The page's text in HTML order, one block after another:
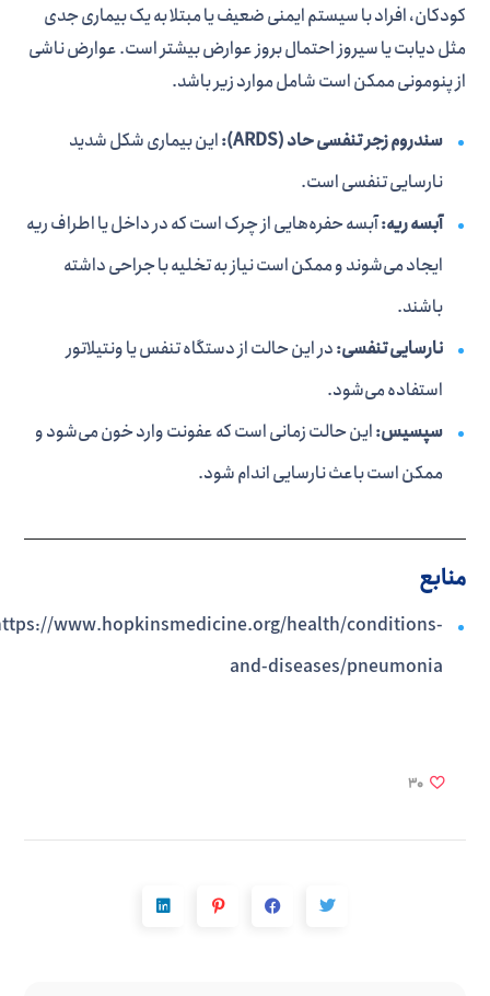
کودکان، افراد با سیستم ایمنی ضعیف یا مبتلا به یک بیماری جدی
مثل دیابت یا سیروز احتمال بروز عوارض بیشتر است. عوارض ناشی
از پنومونی ممکن است شامل موارد زیر باشد.
سندروم زجر تنفسی حاد(ARDS)
:این بیماری شکل شدید
نارسایی تنفسی است.
آبسه ریه:آبسه حفره‌هایی از چرک است که در داخل یا اطراف ریه
ایجاد می‌شوند و ممکن است نیاز به تخلیه با جراحی داشته
باشند.
نارسایی تنفسی:در این حالت از دستگاه تنفس یا ونتیلاتور
استفاده می‌شود.
سپسیس:این حالت زمانی است که عفونت وارد خون می‌شود و
ممکن است باعث نارسایی اندام شود.
منابع
www.hopkinsmedicine.org/health/conditions-
and-diseases/pneumonia
30